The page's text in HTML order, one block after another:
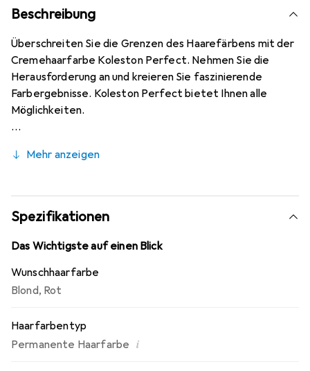
Beschreibung
Überschreiten Sie die Grenzen des Haarefärbens mit der
Cremehaarfarbe Koleston Perfect. Nehmen Sie die
Herausforderung an und kreieren Sie faszinierende
Farbergebnisse. Koleston Perfect bietet Ihnen alle
Möglichkeiten.
Mehr anzeigen
Spezifikationen
Das Wichtigste auf einen Blick
Wunschhaarfarbe
Blond, Rot
Haarfarbentyp
Permanente Haarfarbe i